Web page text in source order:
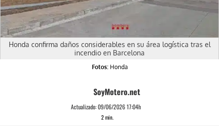
Honda confirma daños considerables en su área logística tras el
incendio en Barcelona
Fotos:Honda
SoyMotero.net
Actualizado:09/06/2026 17:04h
2min.